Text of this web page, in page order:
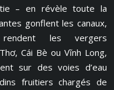
– en révèle toute la
gonflent les canaux,
les vergers
Cái Bè ou Vĩnh Long,
sur des voies d’eau
fruitiers chargés de